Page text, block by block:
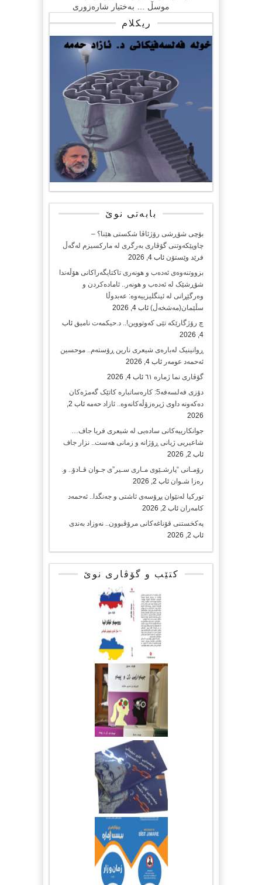
موسڵ … بەختیار شارەزوری
ریکلام
بابەتی نوێ
بۆچی شۆڕشی رۆژئاڤا شکستی هێنا؟ –
چاوپێکەوتنی گۆڤاری بەرگری لە مارکسیزم لەگەڵ
فرێد وێستۆن ئاب 4, 2026
بزووتنەوەی ئەدەب و هونەری تاکتایگەراکانی هۆڵەندا
شۆڕشێک لە ئەدەب و هونەر.. ئامادەکردن و
وەرگێڕانی لە ئینگلیزییەوە: عەبدوڵا
سڵێمان(مەشخەڵ) ئاب 4, 2026
چ رۆژگارێکە تێی کەوتووین!.. د.حیکمەت نامیق ئاب
4, 2026
ڕوانینیک لەبارەى شیعرى نارین ڕۆستەم.. موحسین
ئەحمەد عومەر ئاب 4, 2026
گۆڤاری نما ژمارە ٦١
ئاب 4, 2026
دۆزی فەلسەفە5: کارەساتبارە کاتێک گەمژەکان
دەکەونە داوی ژیرەزۆڵەکانەوە.. ئازاد حەمە
ئاب 2,
2026
جوانکارییەکانی سادەیی لە شیعری فریا جاف…
شاعیریی ژیانی ڕۆژانە و زمانی هەست.. نزار جاف
ئاب 2, 2026
رۆمـانی “پارشـێوی مـاری سـیر”ی جـوان قـادۆ.. و.
رەزا شـوان ئاب 2, 2026
تورکیا لەنێوان پڕۆسەی ئاشتی و جەنگدا.. ئەحمەد
کامەران ئاب 2, 2026
پەکخستنی قۆناغەکانی مرۆڤبوون.. نەوزاد بەندی
ئاب 2, 2026
کتێب و گۆڤاری نوێ